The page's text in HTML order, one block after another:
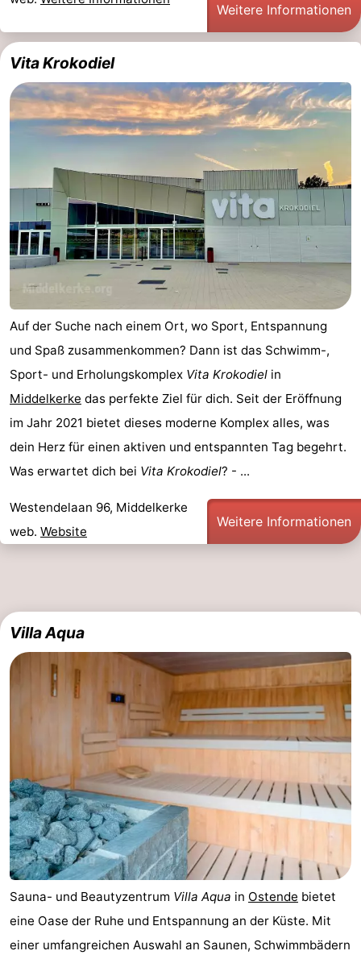
Natur
Het
Zwin
-
Knokke-
Heist
-
Zeebrugge
-
Blankenberge
Wenduine
De
-
Middelkerke
-
Oostduinkerke
-
Panne
Natur
Wetter
Weitere Informationen
Vita Krokodiel
Auf der Suche nach einem Ort, wo Sport, Entspannung
und Spaß zusammenkommen? Dann ist das Schwimm-,
Sport- und Erholungskomplex Vita Krokodiel in
Middelkerke das perfekte Ziel für dich. Seit der Eröffnung
im Jahr 2021 bietet dieses moderne Komplex alles, was
dein Herz für einen aktiven und entspannten Tag begehrt.
Was erwartet dich bei Vita Krokodiel? - ...
Westendelaan 96, Middelkerke
web. Website
Weitere Informationen
Villa Aqua
Sauna- und Beautyzentrum Villa Aqua in Ostende bietet
eine Oase der Ruhe und Entspannung an der Küste. Mit
einer umfangreichen Auswahl an Saunen, Schwimmbädern